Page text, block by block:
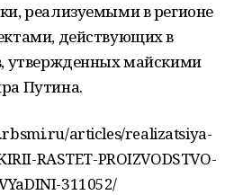
реализуемыми в регионе
действующих в
утвержденных майскими
Путина.
articles/realizatsiya-
RASTET-PROIZVODSTVO-
311052/